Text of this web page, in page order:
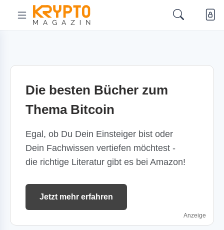
Die besten Bücher zum
Thema Bitcoin
Egal, ob Du Dein Einsteiger bist oder
Dein Fachwissen vertiefen möchtest -
die richtige Literatur gibt es bei Amazon!
Jetzt mehr erfahren
Anzeige